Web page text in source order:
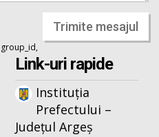
Trimite mesajul
Link-uri rapide
Instituția
Prefectului –
Județul Argeș